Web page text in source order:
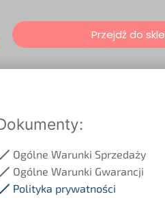
Przejdź do
Ogólne Warunki Sprzedaży
Ogólne Warunki Gwarancji
Polityka prywatności